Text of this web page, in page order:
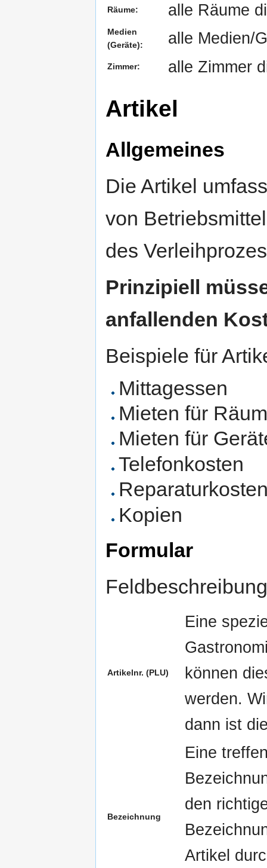
Räume: alle Räume
Medien
(Geräte):
alle Medien/
Zimmer: alle Zimmer
Artikel
Allgemeines
Die Artikel
von
des
Prinzipiell
anfallenden
Beispiele für
Mittagessen
Mieten für
Mieten für
Telefonkosten
Kopien
Formular
Artikelnr. (PLU)
Eine
können
werden.
dann ist
Bezeichnung
Eine
den
Artikel